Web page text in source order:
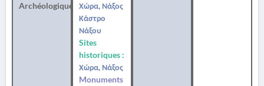
Archéologique
Χώρα, Νάξος
Κάστρο
Νάξου
Sites
historiques :
Χώρα, Νάξος
Monuments